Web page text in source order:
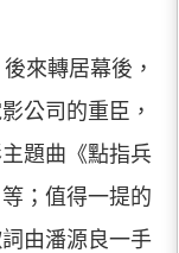
來轉居幕後，
公司的重臣，
題曲《點指兵
；值得一提的
由潘源良一手